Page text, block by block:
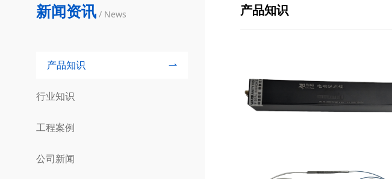
新闻资讯 / News
产品知识
行业知识
工程案例
公司新闻
产品知识